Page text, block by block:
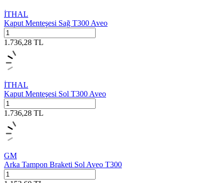
İTHAL
Kaput Menteşesi Sağ T300 Aveo
1.736,28 TL
İTHAL
Kaput Menteşesi Sol T300 Aveo
1.736,28 TL
GM
Arka Tampon Braketi Sol Aveo T300